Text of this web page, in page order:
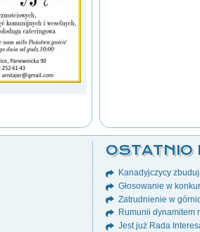
OSTATNIO
Kanadyjczycy
Głosowanie w
Zatrudnienie w
Rumunii dynamitem
Jest już Rada